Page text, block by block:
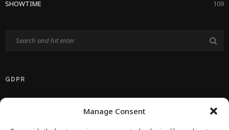
Manage Consent
SHOWTIME 109
GDPR